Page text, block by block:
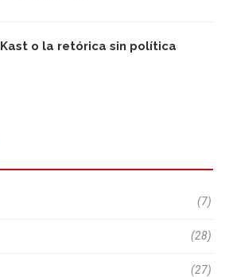
Kast o la retórica sin política
(7)
(28)
(27)